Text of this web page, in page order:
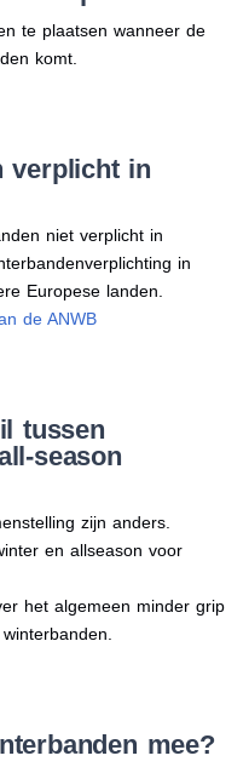
te plaatsen wanneer de
komt.
verplicht in
niet verplicht in
in
Europese landen.
de ANWB
tussen
season
zijn anders.
en allseason voor
het algemeen minder grip
mee?